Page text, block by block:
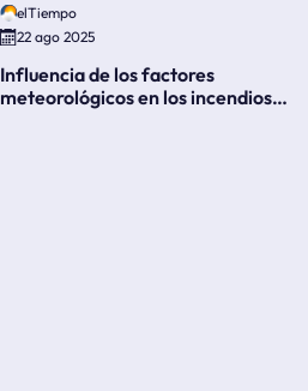
elTiempo
22 ago 2025
Influencia de los factores
meteorológicos en los incendios